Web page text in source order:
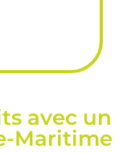
avec un
Maritime